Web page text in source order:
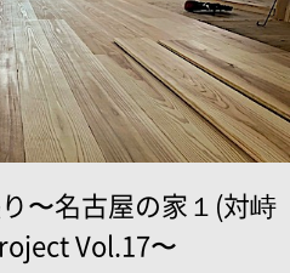
〜名古屋の家１(対峙
Vol.17〜